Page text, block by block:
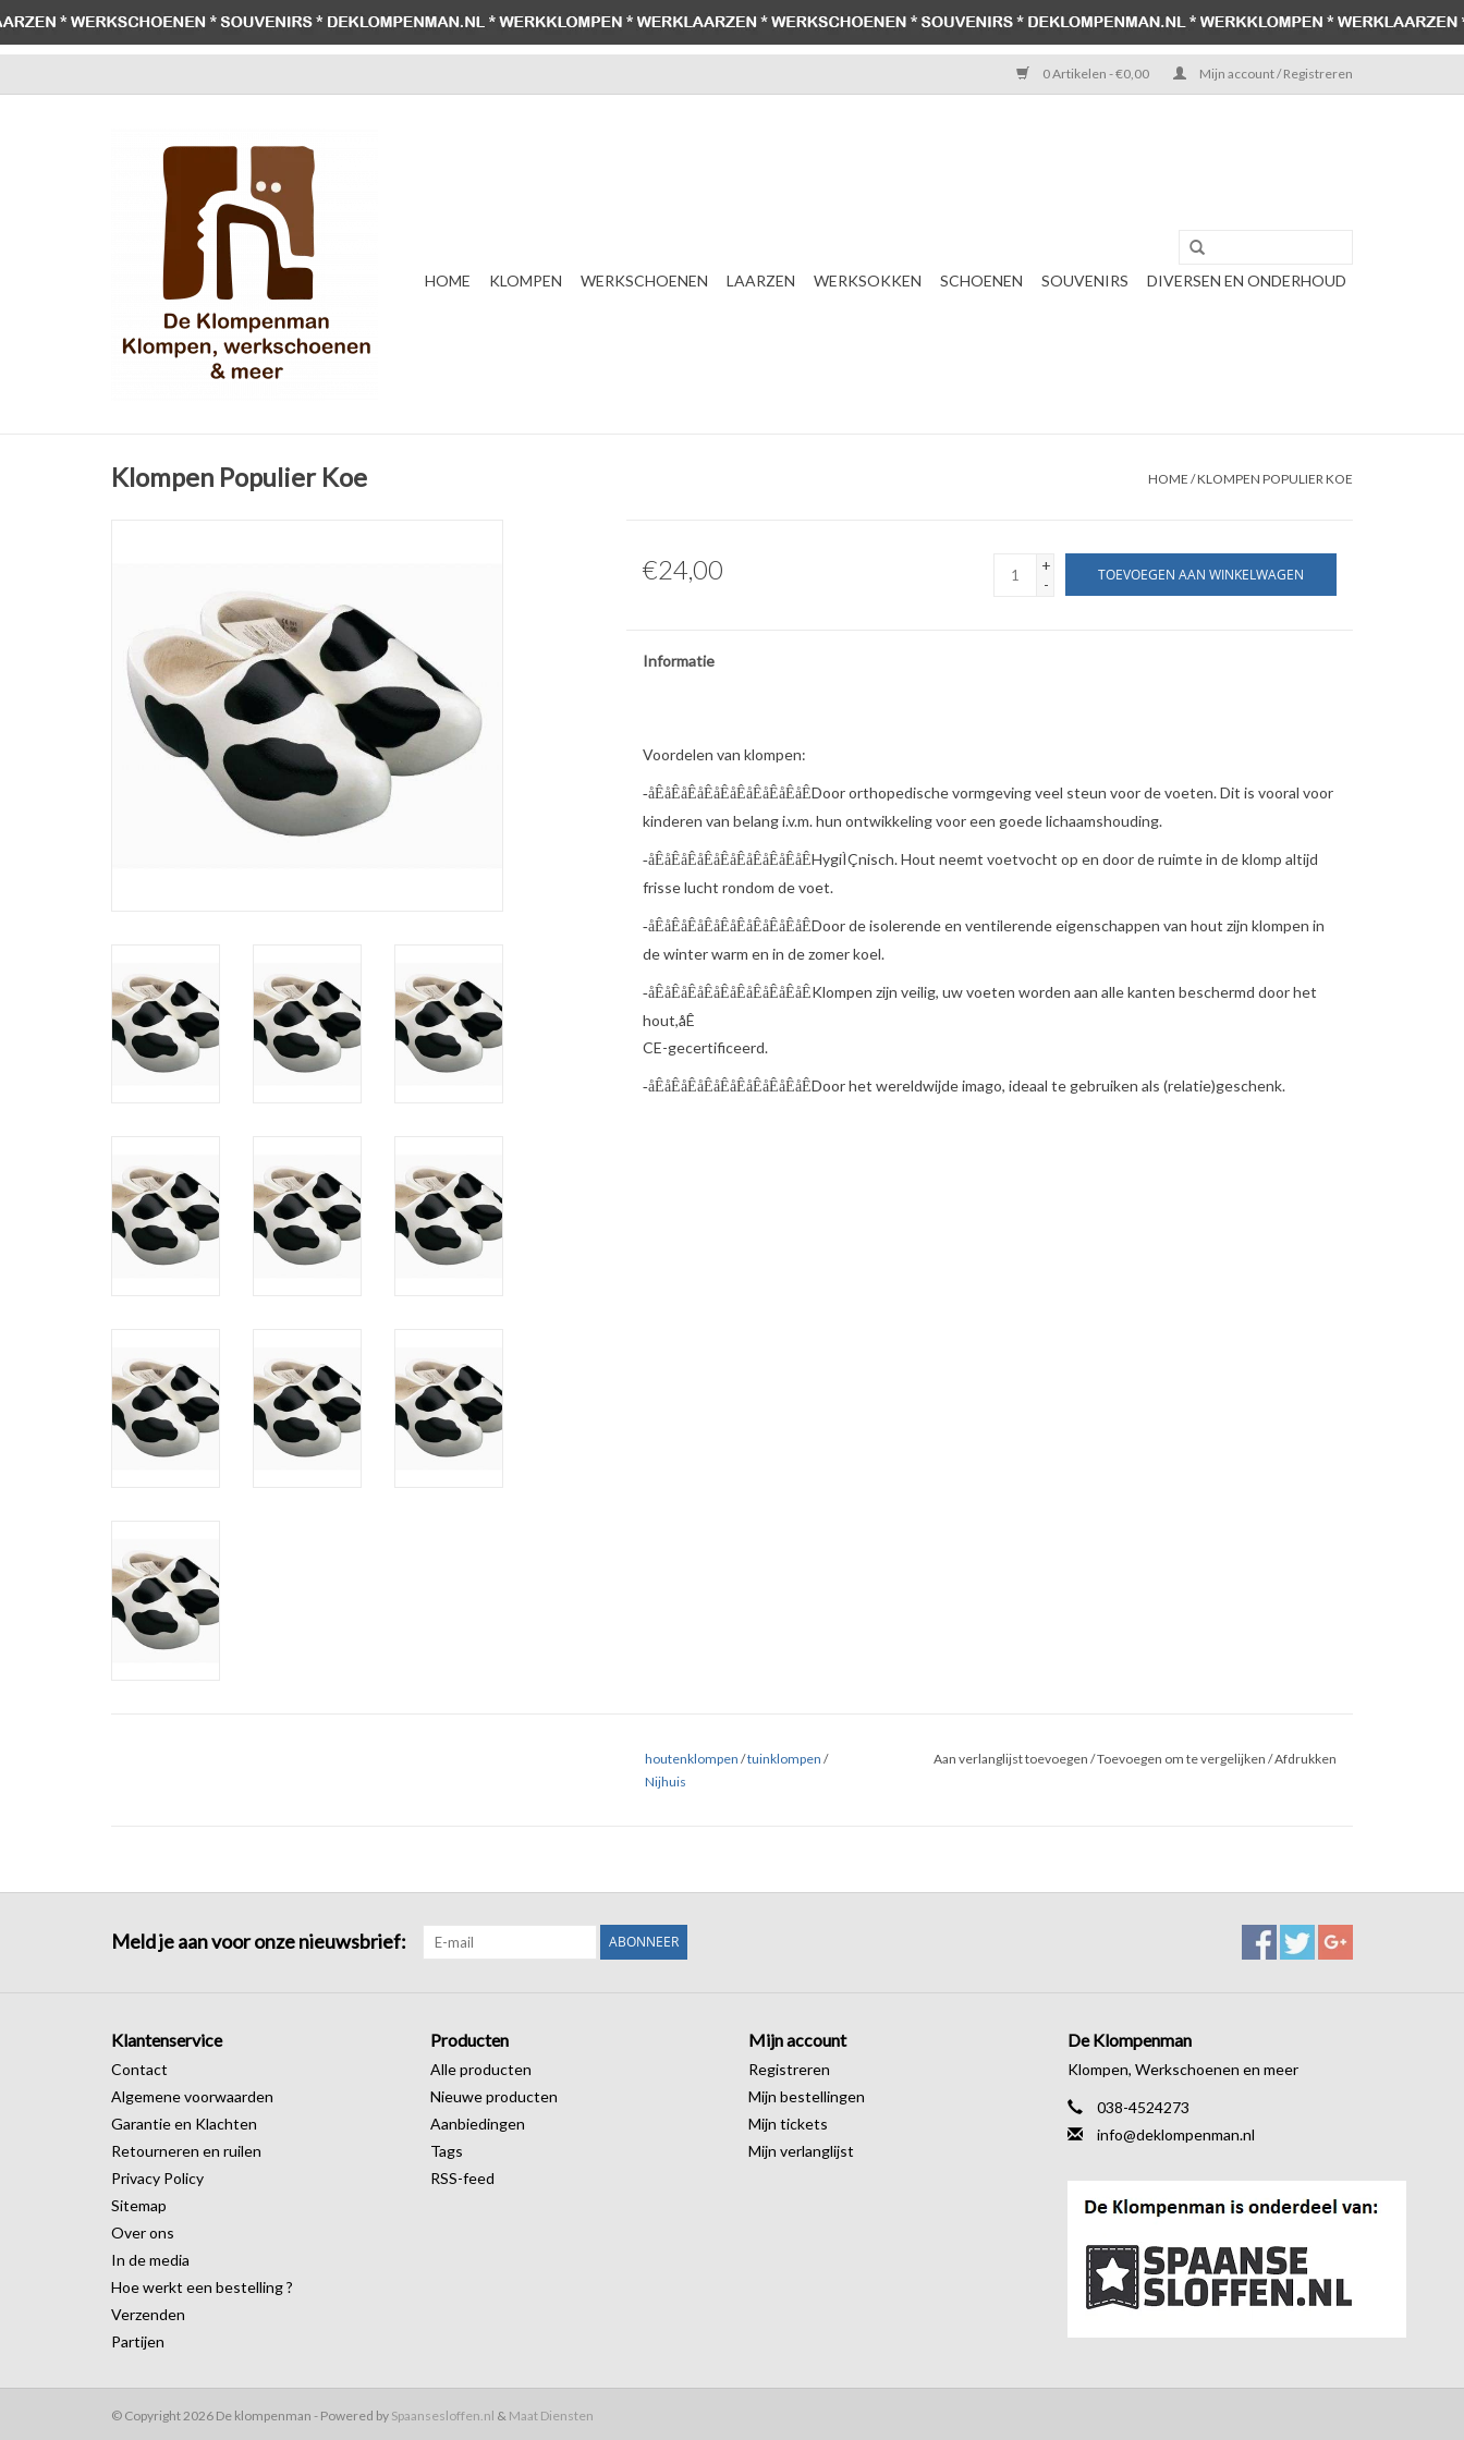
0 Artikelen - €0,00 Mijn account / Registreren
HOME KLOMPEN WERKSCHOENEN LAARZEN WERKSOKKEN SCHOENEN SOUVENIRS DIVERSEN EN ONDERHOUD
Klompen Populier Koe HOME /KLOMPEN POPULIER KOE
€24,00
+
-
TOEVOEGEN AAN WINKELWAGEN
Informatie
Voordelen van klompen:
-åÊåÊåÊåÊåÊåÊåÊåÊåÊåÊDoor orthopedische vormgeving veel steun voor de voeten. Dit is vooral voor
kinderen van belang i.v.m. hun ontwikkeling voor een goede lichaamshouding.
-åÊåÊåÊåÊåÊåÊåÊåÊåÊåÊHygiÌÇnisch. Hout neemt voetvocht op en door de ruimte in de klomp altijd
frisse lucht rondom de voet.
-åÊåÊåÊåÊåÊåÊåÊåÊåÊåÊDoor de isolerende en ventilerende eigenschappen van hout zijn klompen in
de winter warm en in de zomer koel.
-åÊåÊåÊåÊåÊåÊåÊåÊåÊåÊKlompen zijn veilig, uw voeten worden aan alle kanten beschermd door het
hout,åÊ
CE-gecertificeerd.
-åÊåÊåÊåÊåÊåÊåÊåÊåÊåÊDoor het wereldwijde imago, ideaal te gebruiken als (relatie)geschenk.
houtenklompen /tuinklompen /
Nijhuis
Aan verlanglijst toevoegen /Toevoegen om te vergelijken /Afdrukken
Meld je aan voor onze nieuwsbrief: ABONNEER
Klantenservice
Contact
Algemene voorwaarden
Garantie en Klachten
Retourneren en ruilen
Privacy Policy
Sitemap
Over ons
In de media
Hoe werkt een bestelling ?
Verzenden
Partijen
Producten
Alle producten
Nieuwe producten
Aanbiedingen
Tags
RSS-feed
Mijn account
Registreren
Mijn bestellingen
Mijn tickets
Mijn verlanglijst
De Klompenman
Klompen, Werkschoenen en meer
038-4524273
info@deklompenman.nl
© Copyright 2026 De klompenman - Powered by Spaansesloffen.nl & Maat Diensten